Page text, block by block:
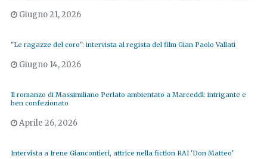
Giugno 21, 2026
"Le ragazze del coro": intervista al regista del film Gian Paolo Vallati
Giugno 14, 2026
Il romanzo di Massimiliano Perlato ambientato a Marceddì: intrigante e
ben confezionato
Aprile 26, 2026
Intervista a Irene Giancontieri, attrice nella fiction RAI 'Don Matteo'